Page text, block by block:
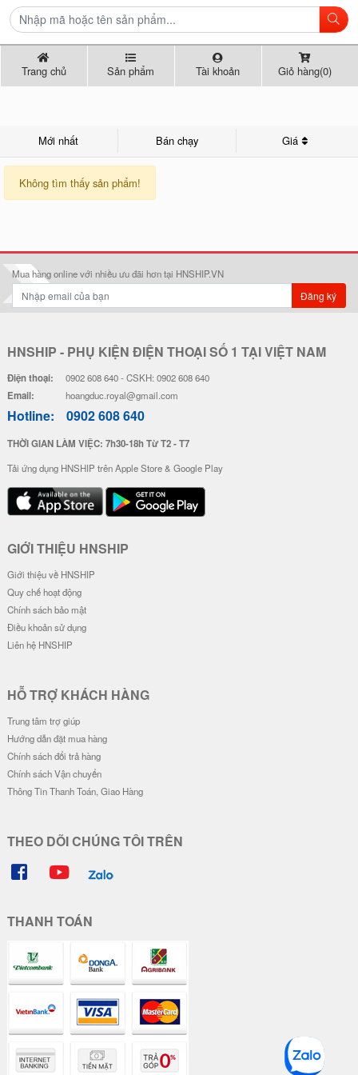
Trang chủ Sản phẩm Tài khoản Giỏ hàng(0)
Mới nhất Bán chạy Giá
Không tìm thấy sản phẩm!
Mua hàng online với nhiều ưu đãi hơn tại HNSHIP.VN
Đăng ký
HNSHIP - PHỤ KIỆN ĐIỆN THOẠI SỐ 1 TẠI VIỆT NAM
Điện thoại: 0902 608 640 - CSKH: 0902 608 640
Email: hoangduc.royal@gmail.com
Hotline: 0902 608 640
THỜI GIAN LÀM VIỆC: 7h30-18h Từ T2 - T7
Tải ứng dụng HNSHIP trên Apple Store & Google Play
GIỚI THIỆU HNSHIP
Giới thiệu về HNSHIP
Quy chế hoạt động
Chính sách bảo mật
Điều khoản sử dụng
Liên hệ HNSHIP
HỖ TRỢ KHÁCH HÀNG
Trung tâm trợ giúp
Hướng dẫn đặt mua hàng
Chính sách đổi trả hàng
Chính sách Vận chuyển
Thông Tin Thanh Toán, Giao Hàng
THEO DÕI CHÚNG TÔI TRÊN
THANH TOÁN